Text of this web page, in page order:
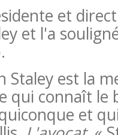
et
et l'a
Staley est la
qui connaît le
et